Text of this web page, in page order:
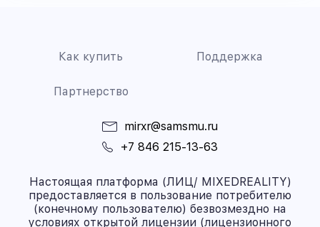
Как купить Поддержка
Партнерство
mirxr@samsmu.ru
+7 846 215-13-63
Настоящая платформа (ЛИЦ/ MIXEDREALITY)
предоставляется в пользование потребителю
(конечному пользователю) безвозмездно на
условиях открытой лицензии (лицензионного